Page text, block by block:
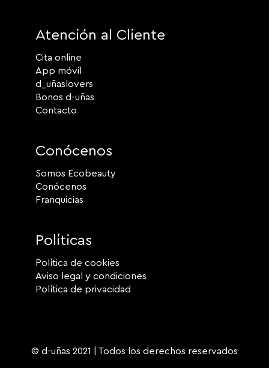
Atención al Cliente
Cita online
App móvil
d_uñaslovers
Bonos d-uñas
Contacto
Conócenos
Somos Ecobeauty
Conócenos
Franquicias
Políticas
Política de cookies
Aviso legal y condiciones
Política de privacidad
© d-uñas 2021 | Todos los derechos reservados